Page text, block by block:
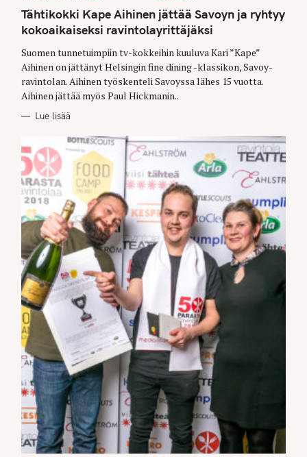
T
E
G
O
I
E
S
Tähtikokki Kape Aihinen jättää Savoyn ja ryhtyy
kokoaikaiseksi ravintolayrittäjäksi
Suomen tunnetuimpiin tv-kokkeihin kuuluva Kari ”Kape”
Aihinen on jättänyt Helsingin fine dining -klassikon, Savoy-
ravintolan. Aihinen työskenteli Savoyssa lähes 15 vuotta.
Aihinen jättää myös Paul Hickmanin..
Lue lisää